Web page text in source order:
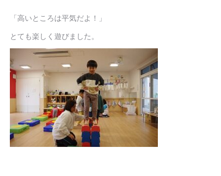
「高いところは平気だよ！」
とても楽しく遊びました。